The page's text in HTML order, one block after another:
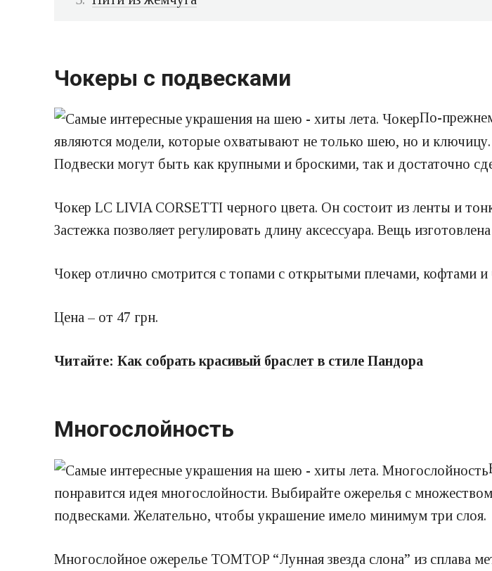
Чокеры с подвесками
По-
являются модели, которые охватывают не только шею, но и
Подвески могут быть как крупными и броскими, так и достаточно
Чокер LC LIVIA CORSETTI черного цвета. Он состоит из ленты и
Застежка позволяет регулировать длину аксессуара. Вещь
Чокер отлично смотрится с топами с открытыми плечами, кофтами
Цена – от 47 грн.
Читайте: Как собрать красивый браслет в стиле Пандора
Многослойность
понравится идея многослойности. Выбирайте ожерелья с
подвесками. Желательно, чтобы украшение имело минимум три слоя.
Многослойное ожерелье TOMTOP “Лунная звезда слона” из сплава